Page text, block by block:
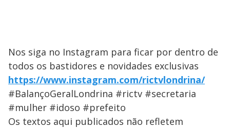
Nos siga no Instagram para ficar por dentro de
todos os bastidores e novidades exclusivas
https://www.instagram.com/rictvlondrina/
#BalançoGeralLondrina #rictv #secretaria
#mulher #idoso #prefeito
Os textos aqui publicados não refletem